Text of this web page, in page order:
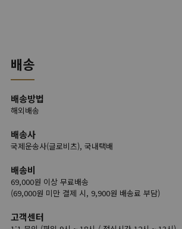
배송
배송방법
해외배송
배송사
국제운송사(글로비츠), 국내택배
배송비
69,000원 이상 무료배송
(69,000원 미만 결제 시, 9,900원 배송료 부담)
고객센터